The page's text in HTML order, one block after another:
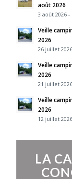
août 2026
3 août 2026 -
Veille
2026
26 juillet
Veille
2026
21 juillet
Veille
2026
12 juillet
LA